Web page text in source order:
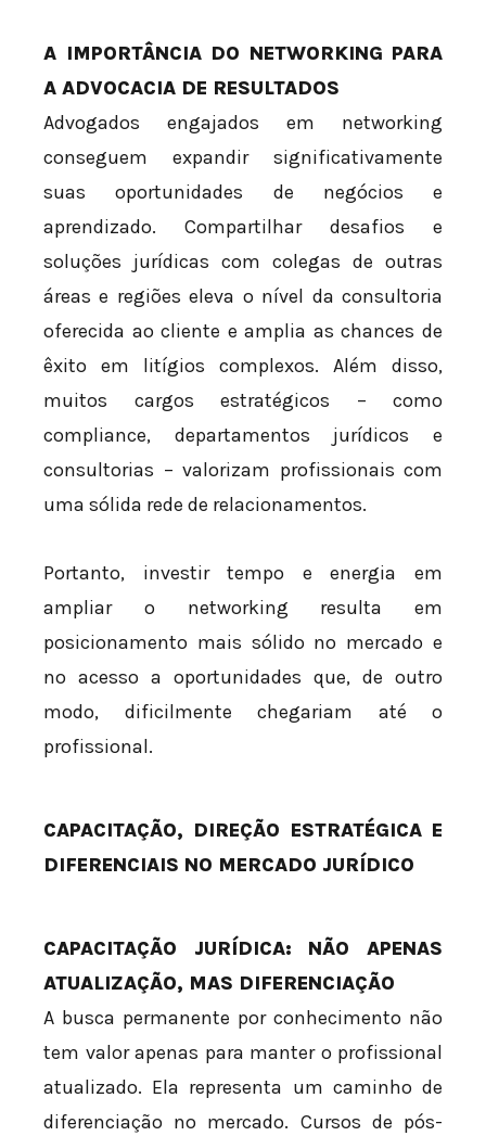
A IMPORTÂNCIA DO NETWORKING PARA
A ADVOCACIA DE RESULTADOS
Advogados engajados em networking
conseguem expandir significativamente
suas oportunidades de negócios e
aprendizado. Compartilhar desafios e
soluções jurídicas com colegas de outras
áreas e regiões eleva o nível da consultoria
oferecida ao cliente e amplia as chances de
êxito em litígios complexos. Além disso,
muitos cargos estratégicos – como
compliance, departamentos jurídicos e
consultorias – valorizam profissionais com
uma sólida rede de relacionamentos.
Portanto, investir tempo e energia em
ampliar o networking resulta em
posicionamento mais sólido no mercado e
no acesso a oportunidades que, de outro
modo, dificilmente chegariam até o
profissional.
CAPACITAÇÃO, DIREÇÃO ESTRATÉGICA E
DIFERENCIAIS NO MERCADO JURÍDICO
CAPACITAÇÃO JURÍDICA: NÃO APENAS
ATUALIZAÇÃO, MAS DIFERENCIAÇÃO
A busca permanente por conhecimento não
tem valor apenas para manter o profissional
atualizado. Ela representa um caminho de
diferenciação no mercado. Cursos de pós-